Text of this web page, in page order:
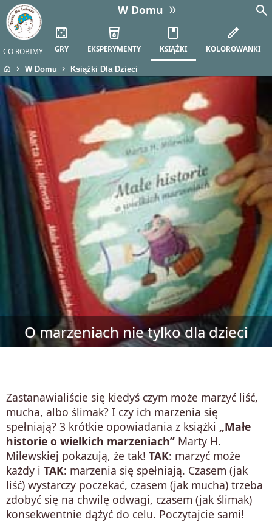
CO ROBIMY
W Domu
casino
GRY
local_drink
EKSPERYMENTY
book
KSIĄŻKI
edit
KOLOROWANKI
search
home chevron_right W Domu chevron_right Książki Dla Dzieci
O marzeniach nie tylko dla dzieci
Zastanawialiście się kiedyś czym może marzyć liść,
mucha, albo ślimak? I czy ich marzenia się
spełniają? 3 krótkie opowiadania z książki „Małe
historie o wielkich marzeniach” Marty H.
Milewskiej pokazują, że tak! TAK: marzyć może
każdy i TAK: marzenia się spełniają. Czasem (jak
liść) wystarczy poczekać, czasem (jak mucha) trzeba
zdobyć się na chwilę odwagi, czasem (jak ślimak)
konsekwentnie dążyć do celu. Poczytajcie sami!